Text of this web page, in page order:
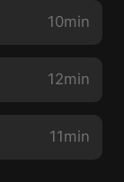
10min
12min
11min